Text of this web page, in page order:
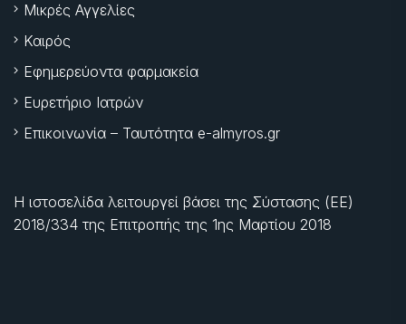
Μικρές Αγγελίες
Καιρός
Εφημερεύοντα φαρμακεία
Ευρετήριο Ιατρών
Επικοινωνία – Ταυτότητα e-almyros.gr
Η ιστοσελίδα λειτουργεί βάσει της Σύστασης (ΕΕ)
2018/334 της Επιτροπής της 1ης Μαρτίου 2018